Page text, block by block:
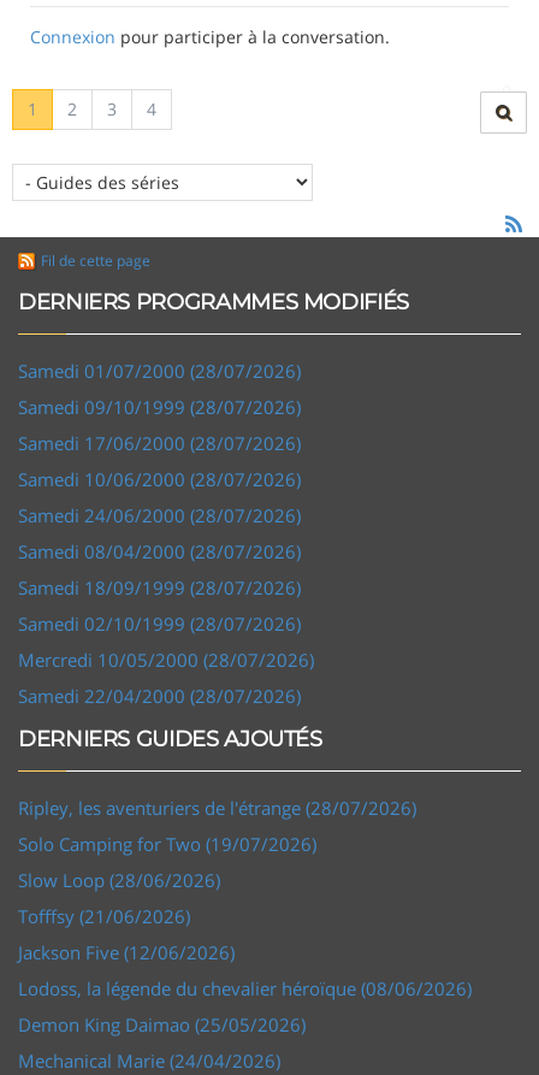
Connexion pour participer à la conversation.
1 2 3 4
Fil de cette page
DERNIERS PROGRAMMES MODIFIÉS
Samedi 01/07/2000 (28/07/2026)
Samedi 09/10/1999 (28/07/2026)
Samedi 17/06/2000 (28/07/2026)
Samedi 10/06/2000 (28/07/2026)
Samedi 24/06/2000 (28/07/2026)
Samedi 08/04/2000 (28/07/2026)
Samedi 18/09/1999 (28/07/2026)
Samedi 02/10/1999 (28/07/2026)
Mercredi 10/05/2000 (28/07/2026)
Samedi 22/04/2000 (28/07/2026)
DERNIERS GUIDES AJOUTÉS
Ripley, les aventuriers de l'étrange (28/07/2026)
Solo Camping for Two (19/07/2026)
Slow Loop (28/06/2026)
Tofffsy (21/06/2026)
Jackson Five (12/06/2026)
Lodoss, la légende du chevalier héroïque (08/06/2026)
Demon King Daimao (25/05/2026)
Mechanical Marie (24/04/2026)